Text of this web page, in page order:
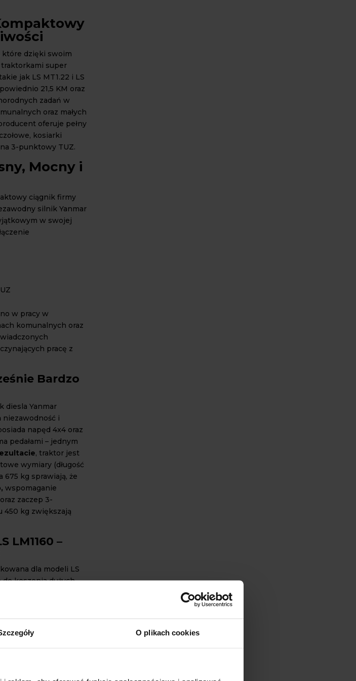
O plikach cookies
które dzięki swoim
super
jak LS MT1.22 i LS
21,5 KM oraz
zadań w
oraz małych
oferuje pełny
kosiarki
3-punktowy TUZ.
Mocny i
ciągnik firmy
silnik Yanmar
w swojej
w pracy w
komunalnych oraz
pracę z
Bardzo
diesla Yanmar
niezawodność i
napęd 4x4 oraz
pedałami – jednym
, traktor jest
wymiary (długość
675 kg sprawiają, że
wspomaganie
zaczep 3-
kg zwiększają
LM1160 –
dla modeli LS
do koszenia dużych
odbioru mocy
opuszczanie i
cięcia pozwalają